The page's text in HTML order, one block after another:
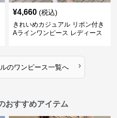
¥4,660 (税込)
きれいめカジュアル リボン付き
Aラインワンピース レディース
ン
のワンピース一覧へ ›
おすすめアイテム